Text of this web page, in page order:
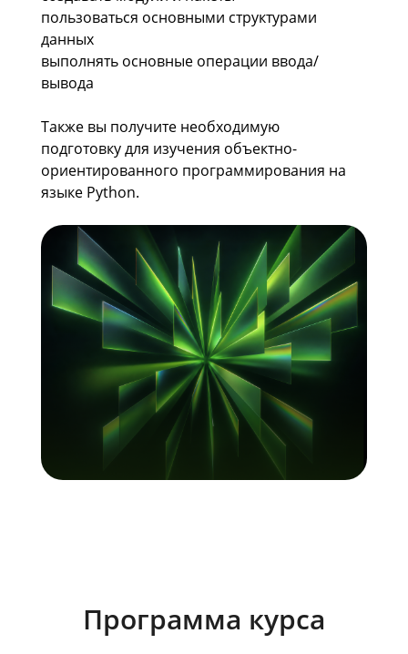
пользоваться основными структурами
данных
выполнять основные операции ввода/
вывода
Также вы получите необходимую
подготовку для изучения объектно-
ориентированного программирования на
языке Python.
Программа курса